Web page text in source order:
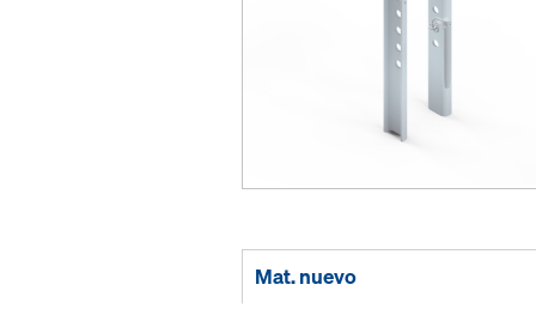
Mat. nuevo